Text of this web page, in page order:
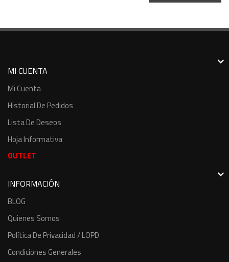
MI CUENTA
Mi Cuenta
Historial De Pedidos
Lista De Deseos
Hoja Informativa
OUTLET
INFORMACIÓN
BLOG
Quienes Somos
Política De Privacidad / LOPD
Condiciones Generales